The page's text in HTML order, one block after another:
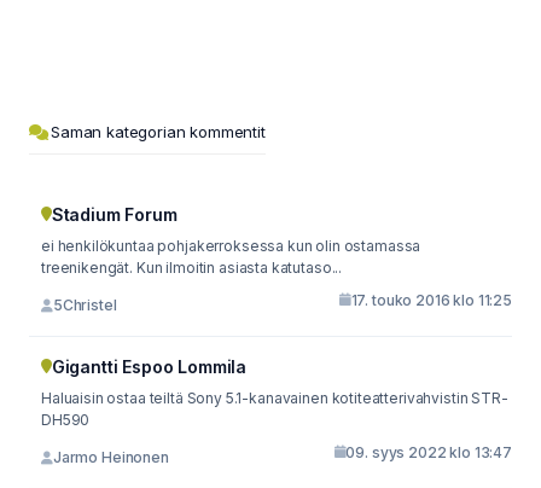
Saman kategorian kommentit
Stadium Forum
ei henkilökuntaa pohjakerroksessa kun olin ostamassa
treenikengät. Kun ilmoitin asiasta katutaso...
5Christel 17. touko 2016 klo 11:25
Gigantti Espoo Lommila
Haluaisin ostaa teiltä Sony 5.1-kanavainen kotiteatterivahvistin STR-
DH590
Jarmo Heinonen 09. syys 2022 klo 13:47